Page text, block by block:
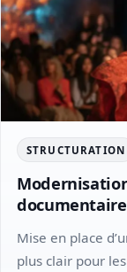
STRUCTURATION
documentaire
Mise en place
plus clair pour